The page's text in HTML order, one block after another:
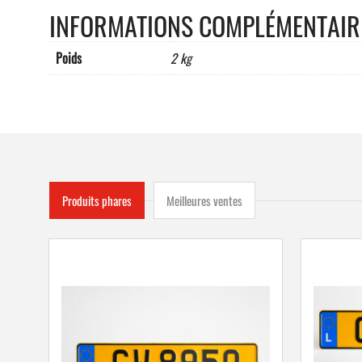
INFORMATIONS
Poids 2 kg
Produits phares Meilleures ventes